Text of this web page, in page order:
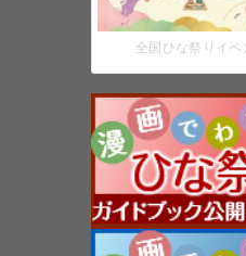
全国ひな祭りイベ